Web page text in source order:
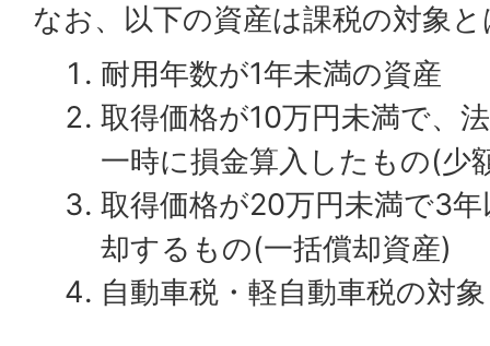
なお、以下の資産は課税の対象
耐用年数が1年未満の資産
取得価格が10万円未満で、
一時に損金算入したもの(少
取得価格が20万円未満で3
却するもの(一括償却資産)
自動車税・軽自動車税の対